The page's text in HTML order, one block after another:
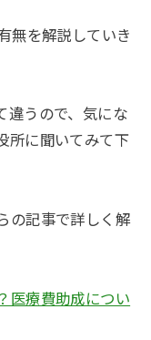
無を解説していき
違うので、気にな
所に聞いてみて下
の記事で詳しく解
医療費助成につい